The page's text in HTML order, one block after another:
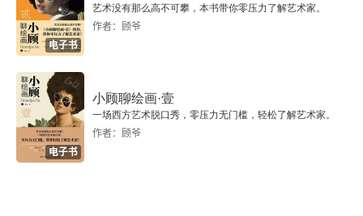
致谢
参考文献
图片版权声明
电子书
艺术没有那么高不可攀，本书带你零压力了解艺术家。
作者：顾爷
电子书
小顾聊绘画·壹
一场西方艺术脱口秀，零压力无门槛，轻松了解艺术家。
作者：顾爷